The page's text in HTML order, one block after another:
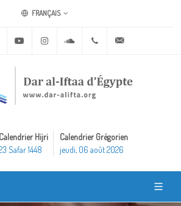
FRANÇAIS
Twitter Youtube Instagram Soundcloud+20 2 25970400
Calendrier Hijri
Safar 1448
Calendrier Grégorien
jeudi, 06 août 2026